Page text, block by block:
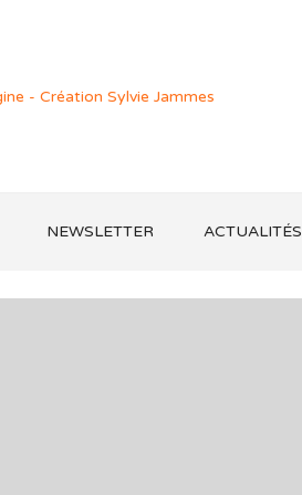
NEWSLETTER ACTUALITÉS